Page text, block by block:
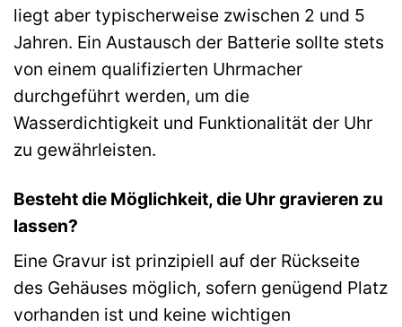
liegt aber typischerweise zwischen 2 und 5
Jahren. Ein Austausch der Batterie sollte stets
von einem qualifizierten Uhrmacher
durchgeführt werden, um die
Wasserdichtigkeit und Funktionalität der Uhr
zu gewährleisten.
Besteht die Möglichkeit, die Uhr gravieren zu
lassen?
Eine Gravur ist prinzipiell auf der Rückseite
des Gehäuses möglich, sofern genügend Platz
vorhanden ist und keine wichtigen